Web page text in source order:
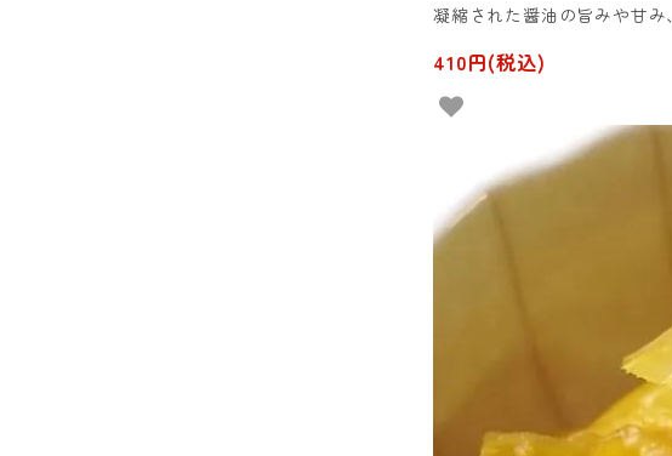
凝縮された醤油の旨みや甘
410円(税込)